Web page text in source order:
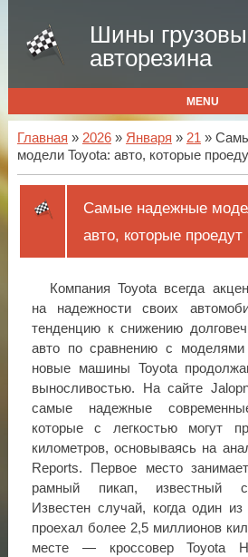
Шины
авторезина
MENU
Главная » 2026 » Января » 21 »
модели Toyota: авто, которые
Самые надежные
авто, которые
Компания Toyota всегда
на надежности своих
тенденцию к снижению
авто по сравнению с
новые машины Toyota
выносливостью. На сайте
самые надежные
которые с легкостью могут
километров, основываясь на
Reports. Первое место
рамный пикап, известный
Известен случай, когда один
проехал более 2,5 миллионов
месте — кроссовер Toyota